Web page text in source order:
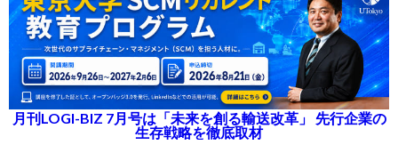
月刊LOGI-BIZ 7月号は「未来を創る輸送改革」 先行企業の
生存戦略を徹底取材